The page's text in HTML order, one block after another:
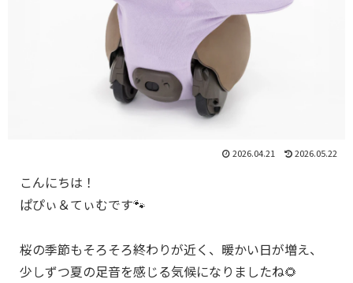
2026.04.21 2026.05.22
こんにちは！
ぱぴぃ＆てぃむです🐾
桜の季節もそろそろ終わりが近く、暖かい日が増え、
少しずつ夏の足音を感じる気候になりましたね🌻